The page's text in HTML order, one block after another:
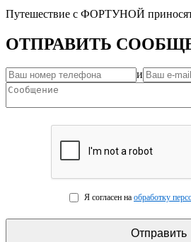
Путешествие с ФОРТУНОЙ приносят
ОТПРАВИТЬ
и
Я согласен на обработку